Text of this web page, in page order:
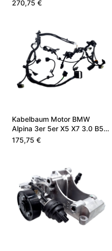
270,75 €
Kabelbaum Motor BMW
Alpina 3er 5er X5 X7 3.0 B57
12518490446
175,75 €